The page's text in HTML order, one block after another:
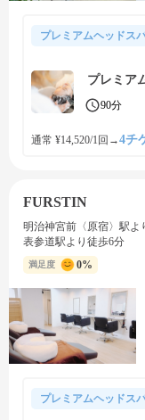
プレミアムヘッドス
プレミア
90分
通常 ¥14,520/1回 →4チ
FURSTIN
明治神宮前〈原宿〉駅よ
表参道駅より徒歩6分
満足度 0%
プレミアムヘッドス